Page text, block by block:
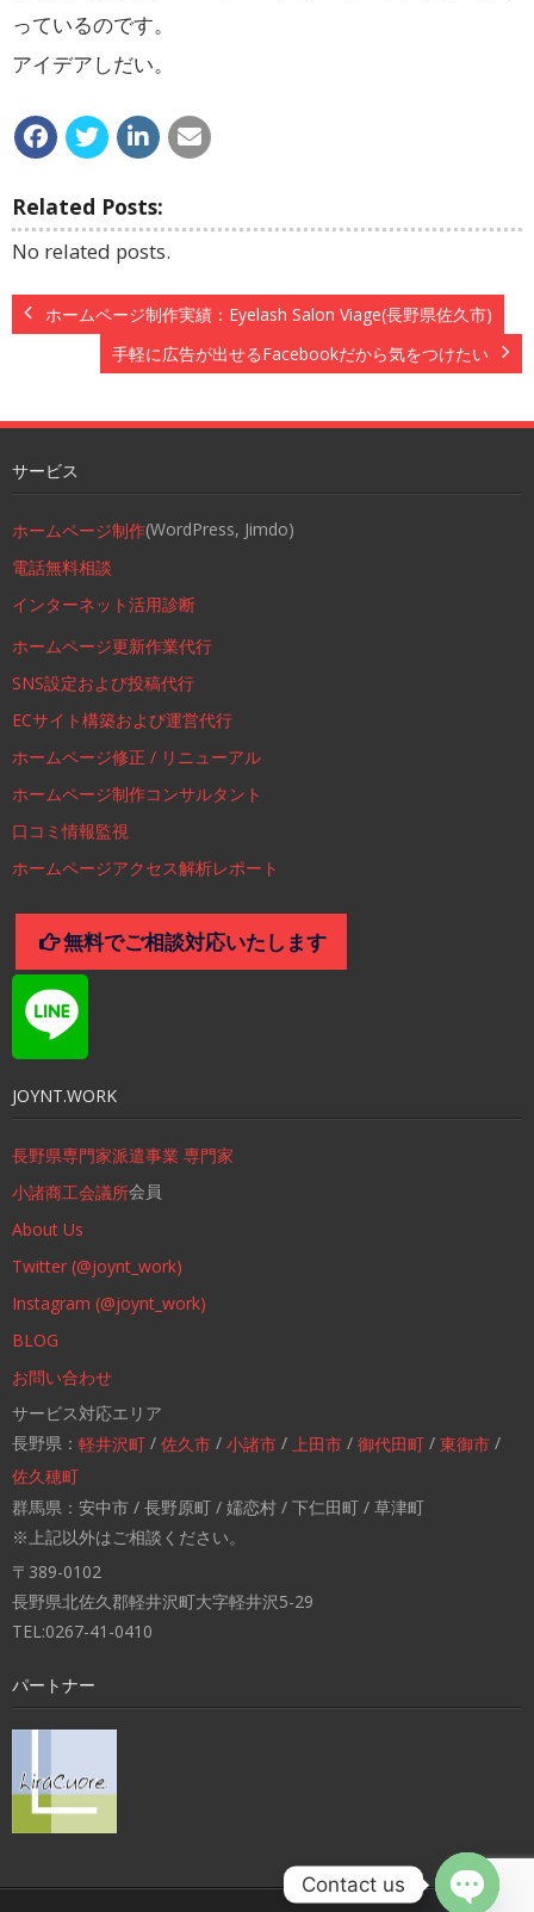
っているのです。
アイデアしだい。
Related Posts:
No related posts.
ホームページ制作実績：Eyelash Salon Viage(長野県佐久市)
手軽に広告が出せるFacebookだから気をつけたい
サービス
ホームページ制作(WordPress, Jimdo)
電話無料相談
インターネット活用診断
ホームページ更新作業代行
SNS設定および投稿代行
ECサイト構築および運営代行
ホームページ修正 / リニューアル
ホームページ制作コンサルタント
口コミ情報監視
ホームページアクセス解析レポート
無料でご相談対応いたします
JOYNT.WORK
長野県専門家派遣事業 専門家
小諸商工会議所会員
About Us
Twitter (@joynt_work)
Instagram (@joynt_work)
BLOG
お問い合わせ
サービス対応エリア
長野県： 軽井沢町 / 佐久市 / 小諸市 / 上田市 / 御代田町 / 東御市 /
佐久穂町
群馬県：安中市 / 長野原町 / 嬬恋村 / 下仁田町 / 草津町
※上記以外はご相談ください。
〒389-0102
長野県北佐久郡軽井沢町大字軽井沢5-29
TEL:0267-41-0410
パートナー
Contact us